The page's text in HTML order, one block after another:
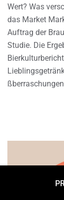
Wert? Was
das Market
Auftrag der
Studie. Die